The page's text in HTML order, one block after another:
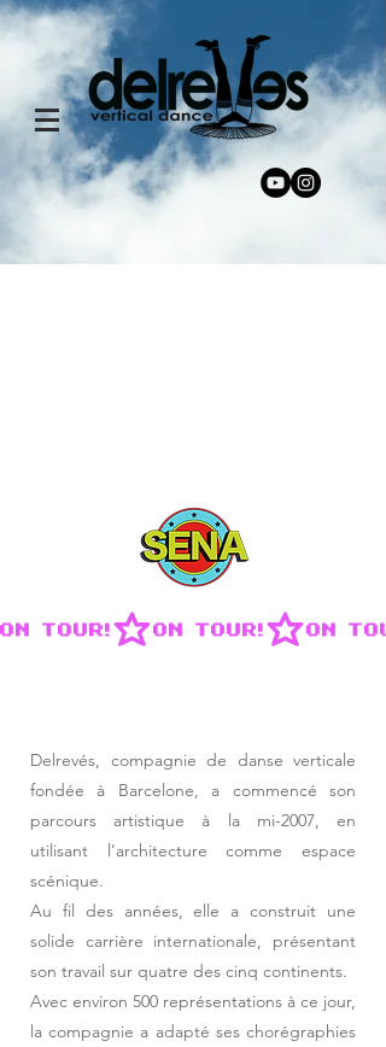
ON TOUR!
Delrevés, compagnie de danse verticale
fondée à Barcelone, a commencé son
parcours artistique à la mi-2007, en
utilisant l’architecture comme espace
scénique.
Au fil des années, elle a construit une
solide carrière internationale, présentant
son travail sur quatre des cinq continents.
Avec environ 500 représentations à ce jour,
la compagnie a adapté ses chorégraphies